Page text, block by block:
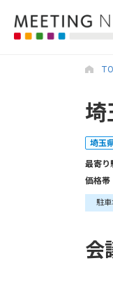
埼
埼玉
最寄り
価格
駐車
会